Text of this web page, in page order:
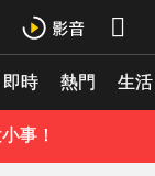
即時 熱門 生活
吳東諺結婚10年超寵妻！「主動帶娃」羨煞人妻女星 她認了：心很酸
事！